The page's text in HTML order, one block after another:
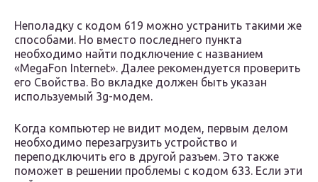
Неполадку с кодом 619 можно устранить такими же
способами. Но вместо последнего пункта
необходимо найти подключение с названием
«MegaFon Internet». Далее рекомендуется проверить
его Свойства. Во вкладке должен быть указан
используемый 3g-модем.
Когда компьютер не видит модем, первым делом
необходимо перезагрузить устройство и
переподключить его в другой разъем. Это также
поможет в решении проблемы с кодом 633. Если эти